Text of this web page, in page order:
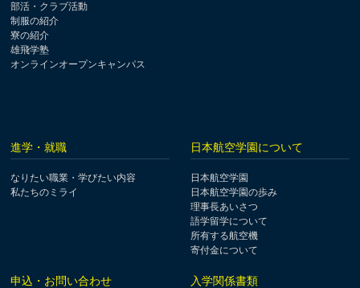
部活・クラブ活動
制服の紹介
寮の紹介
雄飛学塾
オンラインオープンキャンパス
進学・就職
なりたい職業・学びたい内容
私たちのミライ
日本航空学園について
日本航空学園
日本航空学園の歩み
理事長あいさつ
語学留学について
所有する航空機
寄付金について
申込・お問い合わせ 入学関係書類